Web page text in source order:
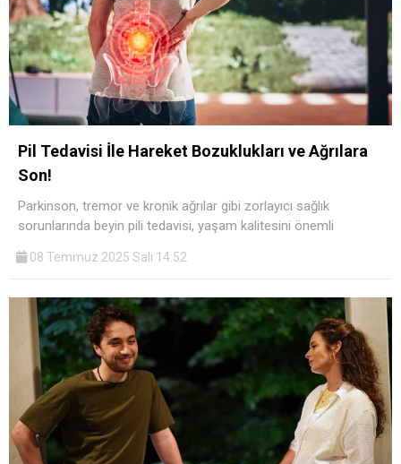
Pil Tedavisi İle Hareket Bozuklukları ve Ağrılara
Son!
Parkinson, tremor ve kronik ağrılar gibi zorlayıcı sağlık
sorunlarında beyin pili tedavisi, yaşam kalitesini önemli
08 Temmuz 2025 Salı 14:52